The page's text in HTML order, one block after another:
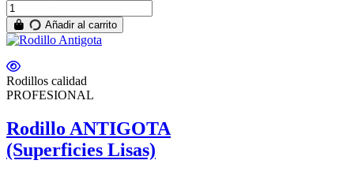
Añadir al carrito
Rodillos calidad
PROFESIONAL
Rodillo ANTIGOTA
(Superficies Lisas)